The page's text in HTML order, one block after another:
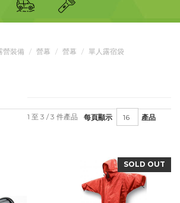
營裝備 營幕 營幕 單人露宿袋
每頁顯示 產品
1 至 3 / 3 件產品
SOLD OUT